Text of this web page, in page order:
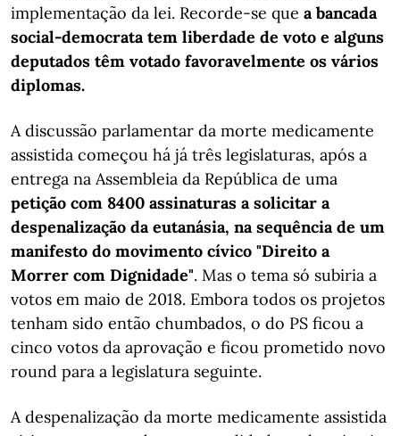
implementação da lei. Recorde-se que a bancada
social-democrata tem liberdade de voto e alguns
deputados têm votado favoravelmente os vários
diplomas.
A discussão parlamentar da morte medicamente
assistida começou há já três legislaturas, após a
entrega na Assembleia da República de uma
petição com 8400 assinaturas a solicitar a
despenalização da eutanásia, na sequência de um
manifesto do movimento cívico "Direito a
Morrer com Dignidade". Mas o tema só subiria a
votos em maio de 2018. Embora todos os projetos
tenham sido então chumbados, o do PS ficou a
cinco votos da aprovação e ficou prometido novo
round para a legislatura seguinte.
A despenalização da morte medicamente assistida